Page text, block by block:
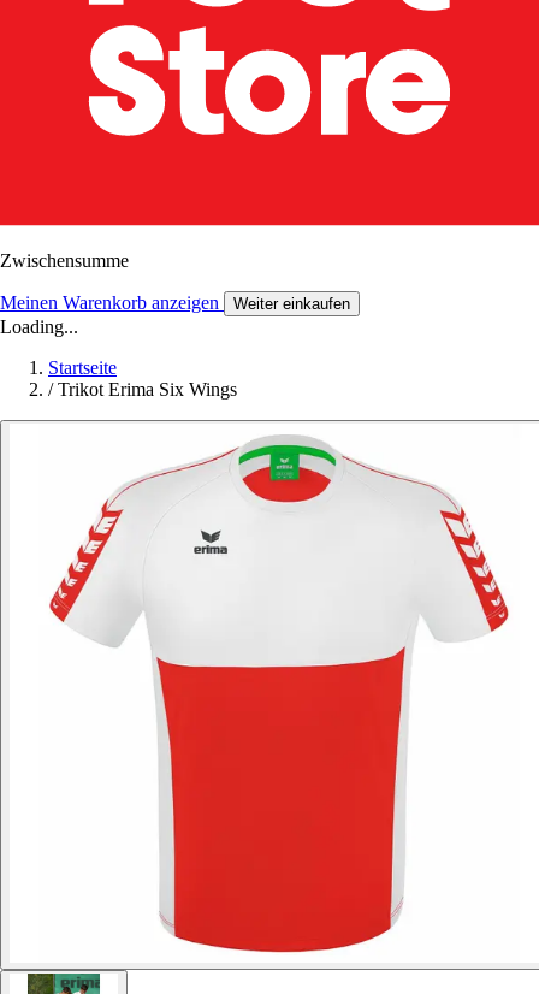
Zwischensumme
Meinen Warenkorb anzeigen Weiter einkaufen
Loading...
Startseite
/ Trikot Erima Six Wings